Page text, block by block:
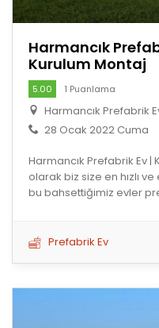
Harmancık
Kurulum Montaj
5.00 1 Puanlama
Harmancık Prefabrik
28 Ocak 2022 Cuma
Harmancık Prefabrik Ev |
olarak biz size en hızlı
bu bahsettiğimiz evler
Prefabrik Ev